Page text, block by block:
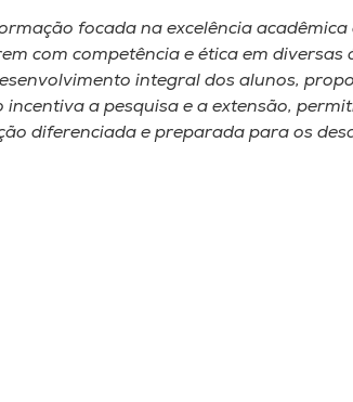
focada na excelência
com competência e ética em diversas
integral dos alunos,
a pesquisa e a extensão,
diferenciada e preparada para os